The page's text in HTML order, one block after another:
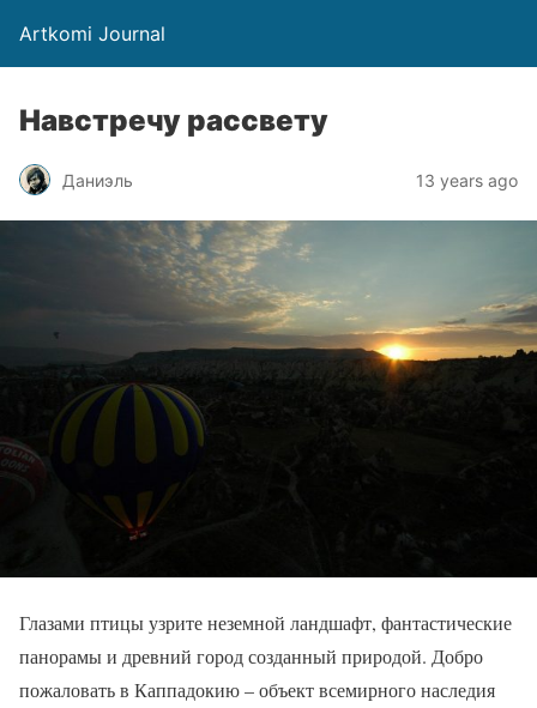
Artkomi Journal
Навстречу рассвету
Даниэль 13 years ago
Глазами птицы узрите неземной ландшафт, фантастические
панорамы и древний город созданный природой. Добро
пожаловать в Каппадокию – объект всемирного наследия